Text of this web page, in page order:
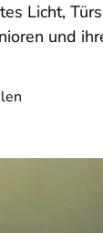
Licht,
und